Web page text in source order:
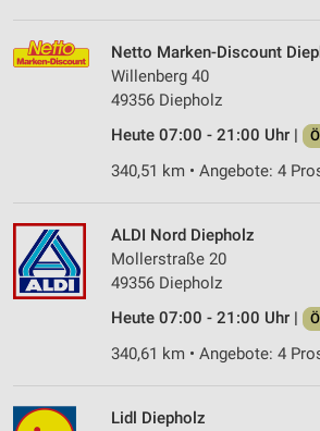
Netto Marken-Discount
Willenberg 40
49356 Diepholz
Heute 07:00 - 21:00 Uhr |
340,51 km • Angebote: 4
ALDI Nord Diepholz
Mollerstraße 20
49356 Diepholz
Heute 07:00 - 21:00 Uhr |
340,61 km • Angebote: 4
Lidl Diepholz